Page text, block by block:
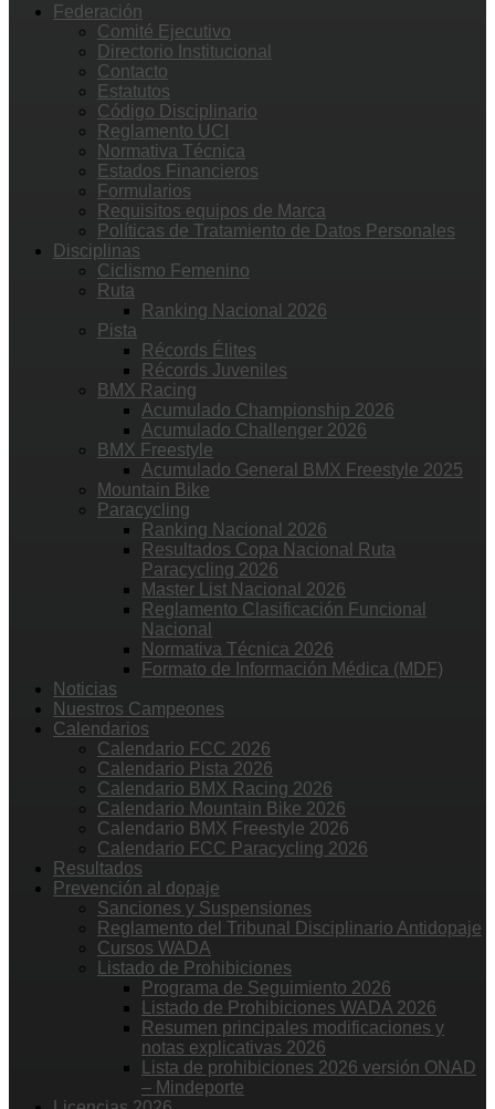
Federación
Comité Ejecutivo
Directorio Institucional
Contacto
Estatutos
Código Disciplinario
Reglamento UCI
Normativa Técnica
Estados Financieros
Formularios
Requisitos equipos de Marca
Políticas de Tratamiento de Datos Personales
Disciplinas
Ciclismo Femenino
Ruta
Ranking Nacional 2026
Pista
Récords Élites
Récords Juveniles
BMX Racing
Acumulado Championship 2026
Acumulado Challenger 2026
BMX Freestyle
Acumulado General BMX Freestyle 2025
Mountain Bike
Paracycling
Ranking Nacional 2026
Resultados Copa Nacional Ruta
Paracycling 2026
Master List Nacional 2026
Reglamento Clasificación Funcional
Nacional
Normativa Técnica 2026
Formato de Información Médica (MDF)
Noticias
Nuestros Campeones
Calendarios
Calendario FCC 2026
Calendario Pista 2026
Calendario BMX Racing 2026
Calendario Mountain Bike 2026
Calendario BMX Freestyle 2026
Calendario FCC Paracycling 2026
Resultados
Prevención al dopaje
Sanciones y Suspensiones
Reglamento del Tribunal Disciplinario Antidopaje
Cursos WADA
Listado de Prohibiciones
Programa de Seguimiento 2026
Listado de Prohibiciones WADA 2026
Resumen principales modificaciones y
notas explicativas 2026
Lista de prohibiciones 2026 versión ONAD
– Mindeporte